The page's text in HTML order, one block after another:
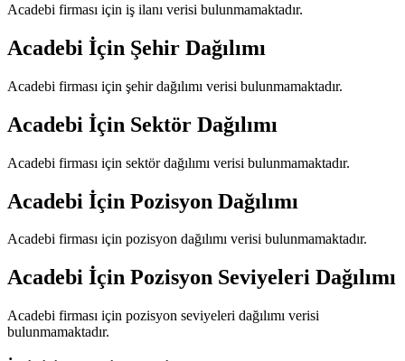
Acadebi firması için iş ilanı verisi bulunmamaktadır.
Acadebi İçin Şehir Dağılımı
Acadebi firması için şehir dağılımı verisi bulunmamaktadır.
Acadebi İçin Sektör Dağılımı
Acadebi firması için sektör dağılımı verisi bulunmamaktadır.
Acadebi İçin Pozisyon Dağılımı
Acadebi firması için pozisyon dağılımı verisi bulunmamaktadır.
Acadebi İçin Pozisyon Seviyeleri Dağılımı
Acadebi firması için pozisyon seviyeleri dağılımı verisi
bulunmamaktadır.